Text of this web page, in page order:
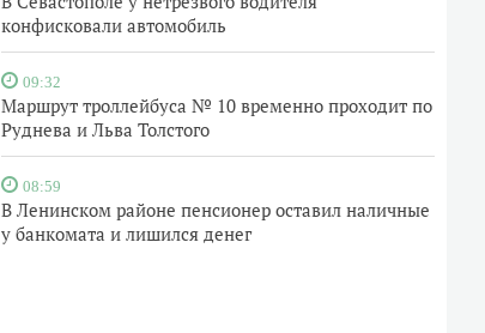
конфисковали автомобиль
09:32
Маршрут троллейбуса № 10 временно проходит по
Руднева и Льва Толстого
08:59
В Ленинском районе пенсионер оставил наличные
у банкомата и лишился денег